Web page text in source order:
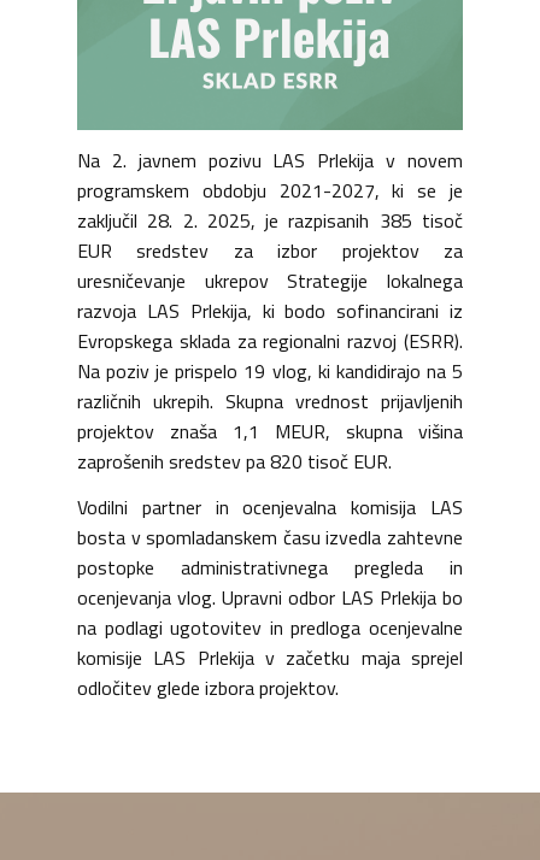
Na 2. javnem pozivu LAS Prlekija v novem
programskem obdobju 2021-2027, ki se je
zaključil 28. 2. 2025, je razpisanih 385 tisoč
EUR sredstev za izbor projektov za
uresničevanje ukrepov Strategije lokalnega
razvoja LAS Prlekija, ki bodo sofinancirani iz
Evropskega sklada za regionalni razvoj (ESRR).
Na poziv je prispelo 19 vlog, ki kandidirajo na 5
različnih ukrepih. Skupna vrednost prijavljenih
projektov znaša 1,1 MEUR, skupna višina
zaprošenih sredstev pa 820 tisoč EUR.
Vodilni partner in ocenjevalna komisija LAS
bosta v spomladanskem času izvedla zahtevne
postopke administrativnega pregleda in
ocenjevanja vlog. Upravni odbor LAS Prlekija bo
na podlagi ugotovitev in predloga ocenjevalne
komisije LAS Prlekija v začetku maja sprejel
odločitev glede izbora projektov.